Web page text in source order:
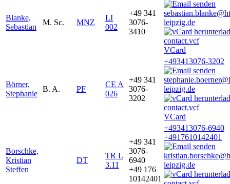
Blanke,
Sebastian
M. Sc. MNZ
LI
002
+49 341
3076-
3410
leipzig.de
VCard
Börner,
Stephanie
B. A. PF
CE A
026
+49 341
3076-
3202
+493413076-3202
leipzig.de
VCard
Borschke,
Kristian
Steffen
DT
TR L
3.11
+49 341
3076-
6940
+49 176
10142401
+493413076-6940
+4917610142401
leipzig.de